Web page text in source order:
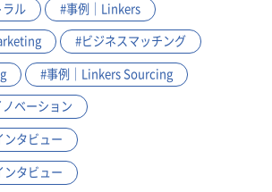
ラル #事例｜Linkers
#ビジネスマッチング
#事例｜Linkers Sourcing
ベーション
ンタビュー
ンタビュー